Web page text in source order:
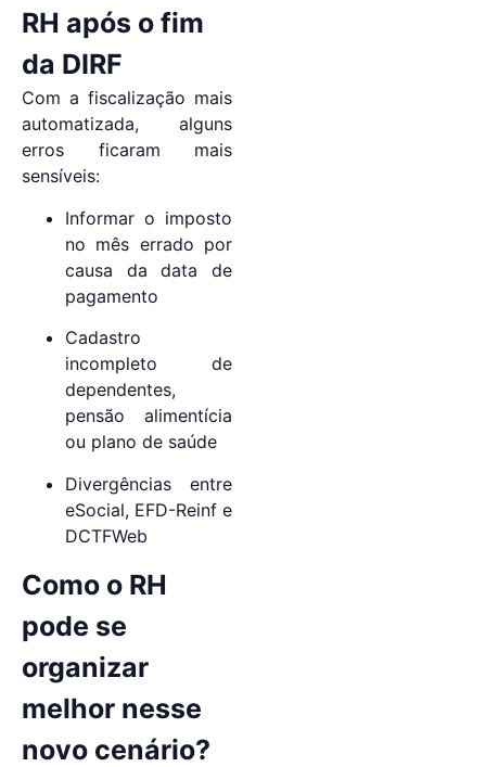
RH após o fim
da DIRF
Com a fiscalização mais
automatizada, alguns
erros ficaram mais
sensíveis:
Informar o imposto
no mês errado por
causa da data de
pagamento
Cadastro
incompleto de
dependentes,
pensão alimentícia
ou plano de saúde
Divergências entre
eSocial, EFD-Reinf e
DCTFWeb
Como o RH
pode se
organizar
melhor nesse
novo cenário?